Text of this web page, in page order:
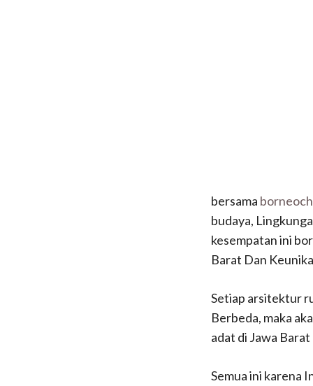
bersama
budaya,
kesempatan ini
Barat Dan
Setiap arsitektur
Berbeda, maka
adat di Jawa
Semua ini karena